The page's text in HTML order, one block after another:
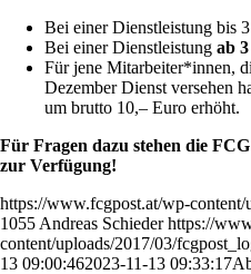
Bei einer Dienstleistung bis
Bei einer Dienstleistung ab
Für jene Mitarbeiter*innen,
Dezember Dienst versehen
um brutto 10,– Euro erhöht.
Für Fragen dazu stehen die
zur Verfügung!
https://www.fcgpost.at/wp-
1055 Andreas Schieder https://
content/uploads/2017/03/
13 09:00:462023-11-13 09:33:17